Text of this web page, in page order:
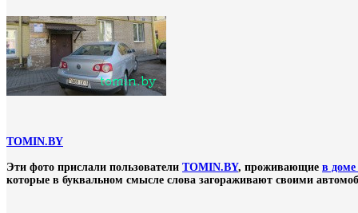
TOMIN.BY
Эти фото прислали пользователи TOMIN.BY, проживающие в доме
которые в буквальном смысле слова загораживают своими